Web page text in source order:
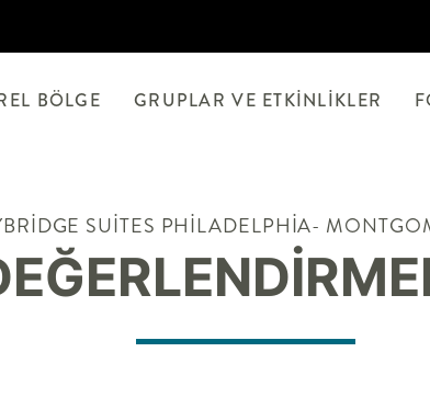
BÖLGE GRUPLAR VE ETKINLIKLER
SUITES PHILADELPHIA-